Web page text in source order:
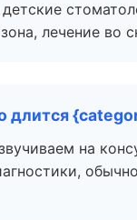
лечение во
длится
на